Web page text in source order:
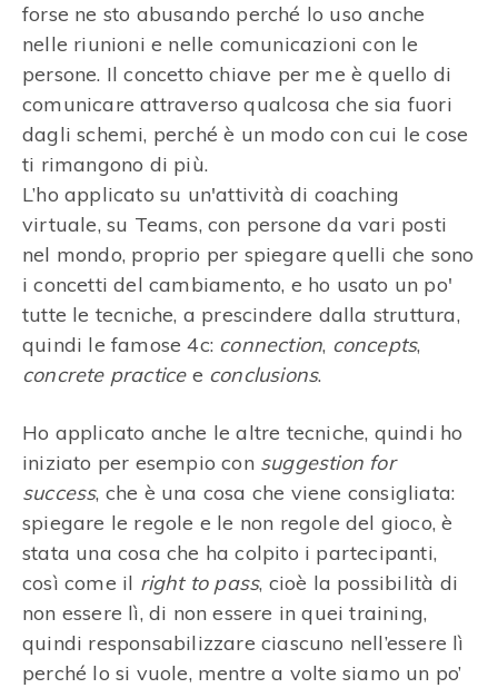
forse ne sto abusando perché lo uso anche
nelle riunioni e nelle comunicazioni con le
persone. Il concetto chiave per me è quello di
comunicare attraverso qualcosa che sia fuori
dagli schemi, perché è un modo con cui le cose
ti rimangono di più.
L’ho applicato su un'attività di coaching
virtuale, su Teams, con persone da vari posti
nel mondo, proprio per spiegare quelli che sono
i concetti del cambiamento, e ho usato un po'
tutte le tecniche, a prescindere dalla struttura,
quindi le famose 4c: connection, concepts,
concrete practicee conclusions.
Ho applicato anche le altre tecniche, quindi ho
iniziato per esempio con suggestion for
success, che è una cosa che viene consigliata:
spiegare le regole e le non regole del gioco, è
stata una cosa che ha colpito i partecipanti,
così come il right to pass, cioè la possibilità di
non essere lì, di non essere in quei training,
quindi responsabilizzare ciascuno nell’essere lì
perché lo si vuole, mentre a volte siamo un po’